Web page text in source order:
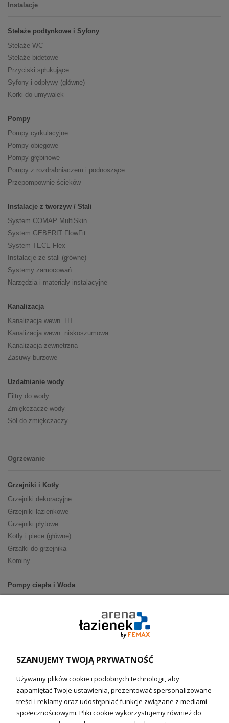
Instalacje
Stelaże podtynkowe i Syfony
Stelaże WC
Stelaże bidetowe
Przyciski spłukujące
Syfony i odpływy (główne)
Korki do umywalek
Pompy
Pompy cyrkulacyjne
Pompy obiegowe
Pompy głębinowe
Pompy z rozdrabniaczem i podnoszące
Przepompownie ścieków
Instalacje z tworzyw / Stali
System COMAP MultiSkin
System GEBERIT FlowFit
System TECE Flex
Instalacje ze stali (główne)
Systemy zamocowań
Narzędzia i materiały instalacyjne
Kanalizacja
Kanalizacja wewn. HT
Kanalizacja wewn. niskoszumowa
Kanalizacja zewnętrzna
Zasuwy burzowe
Uzdatnianie wody
Filtry do wody
Zmiękczacze wody
Sól do zmiękczaczy
Ogrzewanie
Grzejniki i Kotły
Grzejniki dekoracyjne
Grzejniki łazienkowe
Grzejniki płytowe
Kotły i piece (główne)
Grzałki do grzejnika
Kominy
Pompy ciepła i Woda
Ogrzewanie podłogowe (główne)
Technika solarna
Fotowoltanika
Sterowniki i regulatory
SZANUJEMY TWOJĄ PRYWATNOŚĆ
Używamy plików cookie i podobnych technologii, aby
zapamiętać Twoje ustawienia, prezentować spersonalizowane
treści i reklamy oraz udostępniać funkcje związane z mediami
społecznościowymi. Pliki cookie wykorzystujemy również do